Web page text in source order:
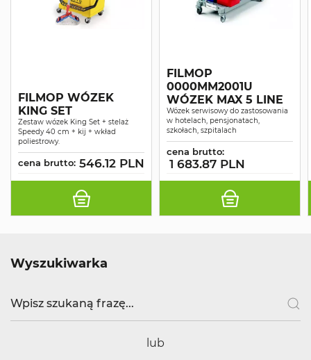
FILMOP WÓZEK
KING SET
Zestaw wózek King Set + stelaż
Speedy 40 cm + kij + wkład
poliestrowy.
cena brutto: 546.12 PLN
FILMOP
0000MM2001U
WÓZEK MAX 5 LINE
Wózek serwisowy do zastosowania
w hotelach, pensjonatach,
szkołach, szpitalach
cena brutto:
1 683.87 PLN
Wyszukiwarka
lub